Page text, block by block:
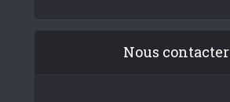
Nous contacter